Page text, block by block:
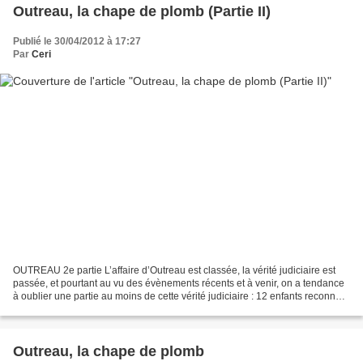
Outreau, la chape de plomb (Partie II)
Publié le 30/04/2012 à 17:27
Par Ceri
OUTREAU 2e partie L’affaire d’Outreau est classée, la vérité judiciaire est
passée, et pourtant au vu des évènements récents et à venir, on a tendance
à oublier une partie au moins de cette vérité judiciaire : 12 enfants reconnus
Outreau, la chape de plomb